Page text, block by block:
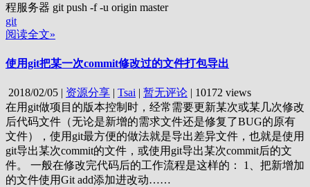
程服务器 git push -f -u origin master
git
阅读全文»
使用git把某一次commit修改过的文件打包导出
2018/02/05 | 资源分享 | Tsai | 暂无评论 | 10172 views
在用git做项目的版本控制时，经常需要更新某次或某几次修改
后代码文件（无论是新增的需求文件还是修复了BUG的原有
文件），使用git最方便的做法就是导出差异文件，也就是使用
git导出某次commit的文件，或使用git导出某次commit后的文
件。 一般在修改完代码后的工作流程是这样的： 1、把新增加
的文件使用Git add添加进改动……